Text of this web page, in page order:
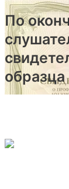
По
образца